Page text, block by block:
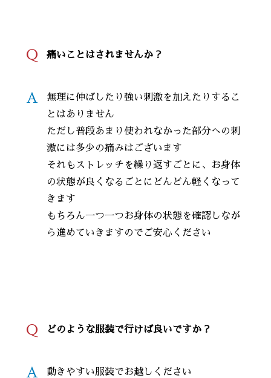
Q 痛いことはされませんか？
A
無理に伸ばしたり強い刺激を加えたりするこ
とはありません
ただし普段あまり使われなかった部分への刺
激には多少の痛みはございます
それもストレッチを繰り返すごとに、お身体
の状態が良くなるごとにどんどん軽くなって
きます
もちろん一つ一つお身体の状態を確認しなが
ら進めていきますのでご安心ください
Q どのような服装で行けば良いですか？
A 動きやすい服装でお越しください